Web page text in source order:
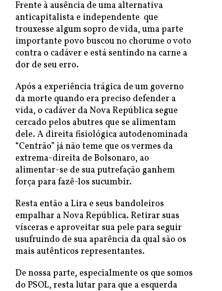
Frente à ausência de uma alternativa
anticapitalista e independente que
trouxesse algum sopro de vida, uma parte
importante povo buscou no chorume o voto
contra o cadáver e está sentindo na carne a
dor de seu erro.
Após a experiência trágica de um governo
da morte quando era preciso defender a
vida, o cadáver da Nova República segue
cercado pelos abutres que se alimentam
dele. A direita fisiológica autodenominada
“Centrão” já não teme que os vermes da
extrema-direita de Bolsonaro, ao
alimentar-se de sua putrefação ganhem
força para fazê-los sucumbir.
Resta então a Lira e seus bandoleiros
empalhar a Nova República. Retirar suas
vísceras e aproveitar sua pele para seguir
usufruindo de sua aparência da qual são os
mais autênticos representantes.
De nossa parte, especialmente os que somos
do PSOL, resta lutar para que a esquerda